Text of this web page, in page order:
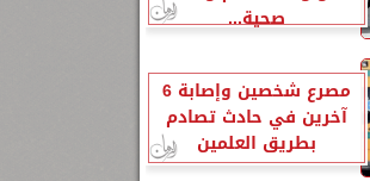
صحية...
مصرع شخصين وإصابة 6
آخرين في حادث تصادم
بطريق العلمين